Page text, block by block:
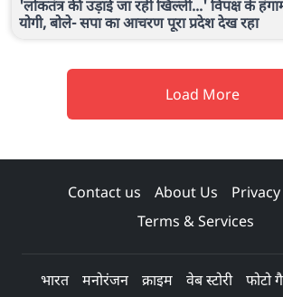
'लोकतंत्र की उड़ाई जा रही खिल्ली...' विपक्ष के
योगी, बोले- सपा का आचरण पूरा प्रदेश देख रहा
Load More
Contact us About Us
Terms & Services
भारत मनोरंजन क्राइम वेब स्टोरी फोटो